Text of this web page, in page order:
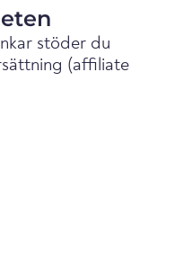
stöder du
(affiliate